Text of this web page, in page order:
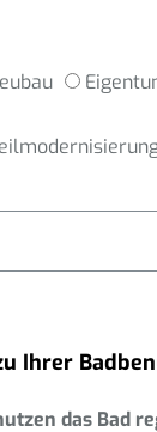
Ihrer
das Bad